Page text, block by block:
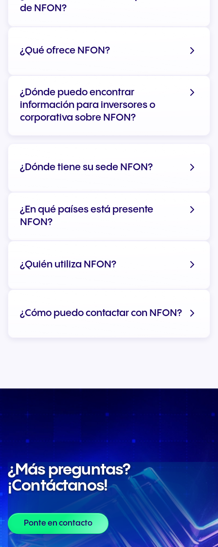
de NFON?
¿Qué ofrece NFON?
¿Dónde puedo encontrar
información para inversores o
corporativa sobre NFON?
Visitar nuestro sitio web corporativo
¿Dónde tiene su sede NFON?
¿En qué países está presente
NFON?
¿Quién utiliza NFON?
¿Cómo puedo contactar con NFON?
Ver aviso legal
¿Más preguntas?
¡Contáctanos!
Ponte en contacto